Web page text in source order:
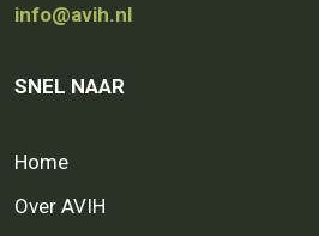
info@avih.nl
SNEL NAAR
Home
Over AVIH